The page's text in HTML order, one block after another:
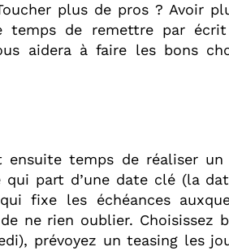
plus de pros ? Avoir
temps de remettre par
aidera à faire les bons
temps de réaliser un
qui part d’une date clé (la
fixe les échéances
ne rien oublier. Choisissez
prévoyez un teasing les